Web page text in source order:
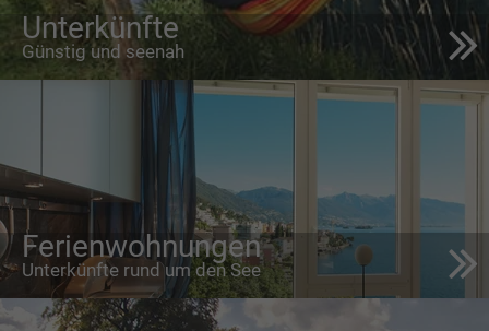
Unterkünfte
Günstig und seenah
Ferienwohnungen
Unterkünfte rund um den See